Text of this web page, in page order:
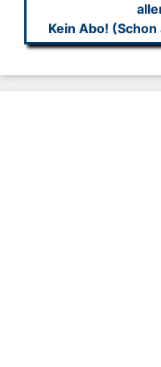
Kein Abo!